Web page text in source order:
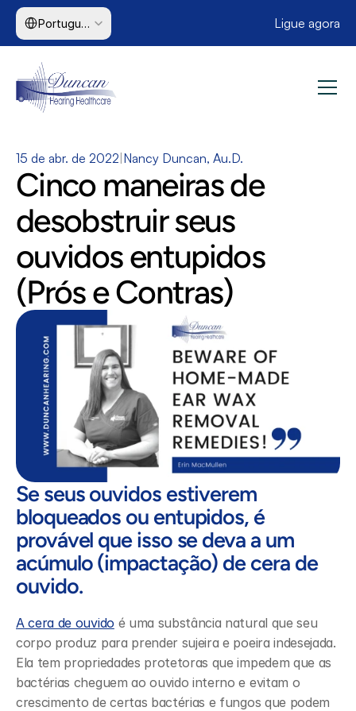
Select Language
Portuguese (Brazil) Ligue agora
15 de abr. de 2022 Nancy Duncan, Au.D.
Cinco maneiras de
desobstruir seus
ouvidos entupidos
(Prós e Contras)
Se seus ouvidos estiverem
bloqueados ou entupidos, é
provável que isso se deva a um
acúmulo (impactação) de cera de
ouvido.
A cera de ouvido é uma substância natural que seu
corpo produz para prender sujeira e poeira indesejada.
Ela tem propriedades protetoras que impedem que as
bactérias cheguem ao ouvido interno e evitam o
crescimento de certas bactérias e fungos que podem